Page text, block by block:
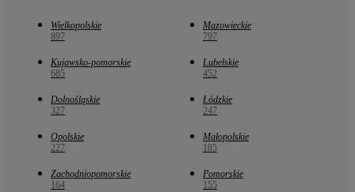
Wielkopolskie
897
Mazowieckie
797
Kujawsko-pomorskie
685
Lubelskie
452
Dolnośląskie
327
Łódzkie
247
Opolskie
227
Małopolskie
185
Zachodniopomorskie
164
Pomorskie
155